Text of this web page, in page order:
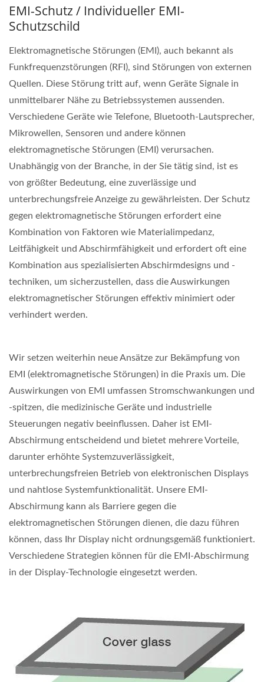
EMI-Schutz / Individueller EMI-
Schutzschild
Elektromagnetische Störungen (EMI), auch bekannt als
Funkfrequenzstörungen (RFI), sind Störungen von externen
Quellen. Diese Störung tritt auf, wenn Geräte Signale in
unmittelbarer Nähe zu Betriebssystemen aussenden.
Verschiedene Geräte wie Telefone, Bluetooth-Lautsprecher,
Mikrowellen, Sensoren und andere können
elektromagnetische Störungen (EMI) verursachen.
Unabhängig von der Branche, in der Sie tätig sind, ist es
von größter Bedeutung, eine zuverlässige und
unterbrechungsfreie Anzeige zu gewährleisten. Der Schutz
gegen elektromagnetische Störungen erfordert eine
Kombination von Faktoren wie Materialimpedanz,
Leitfähigkeit und Abschirmfähigkeit und erfordert oft eine
Kombination aus spezialisierten Abschirmdesigns und -
techniken, um sicherzustellen, dass die Auswirkungen
elektromagnetischer Störungen effektiv minimiert oder
verhindert werden.
Wir setzen weiterhin neue Ansätze zur Bekämpfung von
EMI (elektromagnetische Störungen) in die Praxis um. Die
Auswirkungen von EMI umfassen Stromschwankungen und
-spitzen, die medizinische Geräte und industrielle
Steuerungen negativ beeinflussen. Daher ist EMI-
Abschirmung entscheidend und bietet mehrere Vorteile,
darunter erhöhte Systemzuverlässigkeit,
unterbrechungsfreien Betrieb von elektronischen Displays
und nahtlose Systemfunktionalität. Unsere EMI-
Abschirmung kann als Barriere gegen die
elektromagnetischen Störungen dienen, die dazu führen
können, dass Ihr Display nicht ordnungsgemäß funktioniert.
Verschiedene Strategien können für die EMI-Abschirmung
in der Display-Technologie eingesetzt werden.